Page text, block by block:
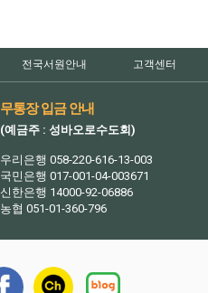
전국서원안내 고객센터
무통장 입금 안내
(예금주 : 성바오로수도회)
우리은행 058-220-616-13-003
국민은행 017-001-04-003671
신한은행 14000-92-06886
농협 051-01-360-796